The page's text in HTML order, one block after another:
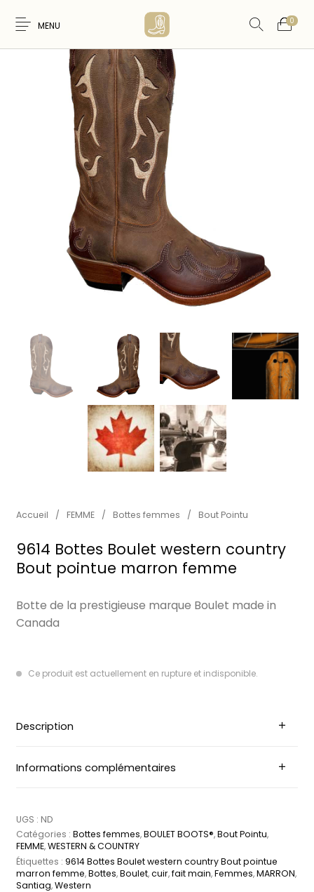
MENU 0
FEMME
ARTISANAT
AMERINDIEN
ACCESSOIRES CEINTURES
Accueil / FEMME / Bottes femmes / Bout Pointu
9614 Bottes Boulet western country
Bout pointue marron femme
Botte de la prestigieuse marque Boulet made in
Canada
Ce produit est actuellement en rupture et indisponible.
Description
Informations complémentaires
UGS : ND
Catégories : Bottes femmes,BOULET BOOTS®,Bout Pointu,
FEMME,WESTERN & COUNTRY
Étiquettes : 9614 Bottes Boulet western country Bout pointue
marron femme,Bottes,Boulet,cuir,fait main,Femmes,MARRON,
Santiag,Western